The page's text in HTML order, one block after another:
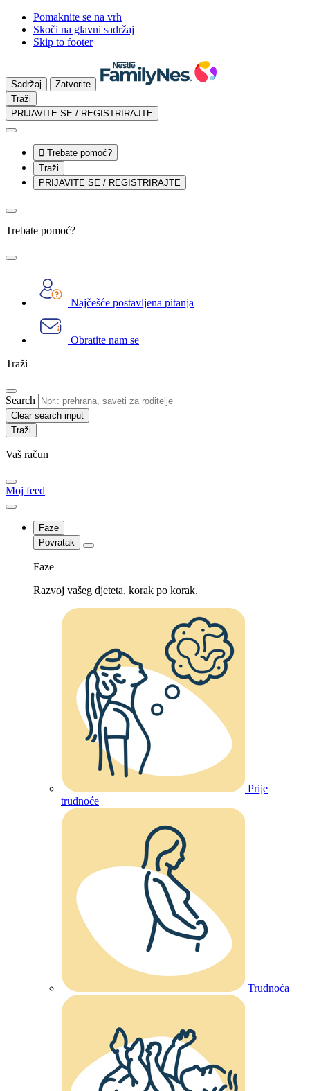
Pomaknite se na vrh
Skoči na glavni sadržaj
Skip to footer
Sadržaj
Zatvorite
Traži
PRIJAVITE SE / REGISTRIRAJTE
 Trebate pomoć?
Traži
PRIJAVITE SE / REGISTRIRAJTE
Trebate pomoć?
Najčešće postavljena pitanja
Obratite nam se
Traži
Search
Clear search input
Vaš račun
Moj feed
Faze
Povratak
Faze
Razvoj vašeg djeteta, korak po korak.
Prije
trudnoće
Trudnoća